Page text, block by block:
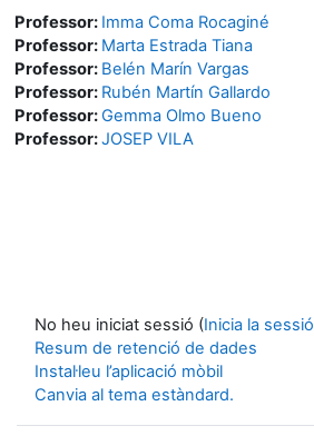
Professor: Imma Coma Rocaginé
Professor: Marta Estrada Tiana
Professor: Belén Marín Vargas
Professor: Rubén Martín Gallardo
Professor:Gemma Olmo Bueno
Professor:JOSEP VILA
No heu iniciat sessió (Inicia la sessió
Resum de retenció de dades
Instal·leu l’aplicació mòbil
Canvia al tema estàndard.